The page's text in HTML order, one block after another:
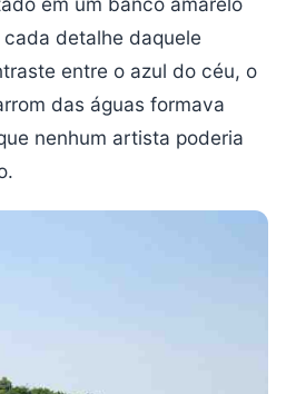
detalhe daquele
entre o azul do céu, o
das águas formava
nenhum artista poderia